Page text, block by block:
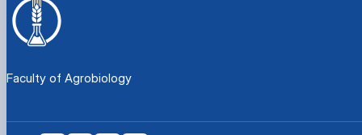
Faculty of Agrobiology